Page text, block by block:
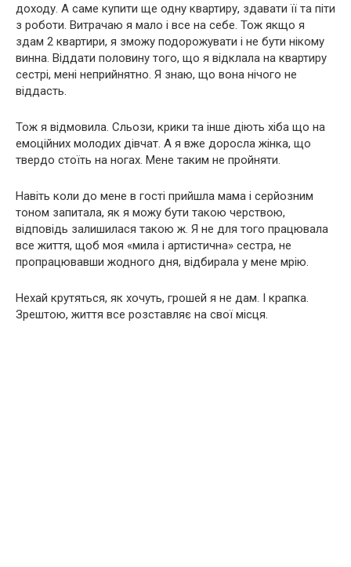
доходу. А саме купити ще одну квартиру, здавати її та піти
з роботи. Витрачаю я мало і все на себе. Тож якщо я
здам 2 квартири, я зможу подорожувати і не бути нікому
винна. Віддати половину того, що я відклала на квартиру
сестрі, мені неприйнятно. Я знаю, що вона нічого не
віддасть.
Тож я відмовила. Сльози, крики та інше діють хіба що на
емоційних молодих дівчат. А я вже доросла жінка, що
твердо стоїть на ногах. Мене таким не пройняти.
Навіть коли до мене в гості прийшла мама і серйозним
тоном запитала, як я можу бути такою черствою,
відповідь залишилася такою ж. Я не для того працювала
все життя, щоб моя «мила і артистична» сестра, не
пропрацювавши жодного дня, відбирала у мене мрію.
Нехай крутяться, як хочуть, грошей я не дам. І крапка.
Зрештою, життя все розставляє на свої місця.